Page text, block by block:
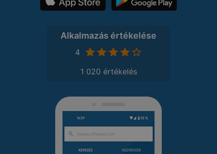
Alkalmazás értékelése
4
1 020 értékelés